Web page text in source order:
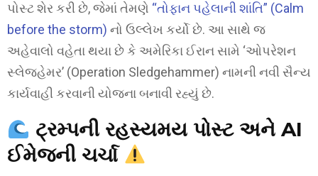
પોસ્ટ શેર કરી છે, જેમાં તેમણે “તોફાન પહેલાની શાંતિ” (Calm
before the storm) નો ઉલ્લેખ કર્યો છે. આ સાથે જ
અહેવાલો વહેતા થયા છે કે અમેરિકા ઈરાન સામે ‘ઓપરેશન
સ્લેજહેમર’ (Operation Sledgehammer) નામની નવી સૈન્ય
કાર્યવાહી કરવાની યોજના બનાવી રહ્યું છે.
ટ્રમ્પની રહસ્યમય પોસ્ટ અને AI
ઈમેજની ચર્ચા